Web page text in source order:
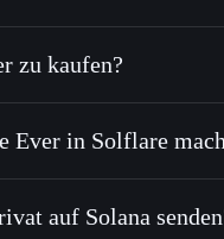
zu kaufen?
nicht verifiziert
Ever in Solflare
USDC oder Tausende
auf Solana